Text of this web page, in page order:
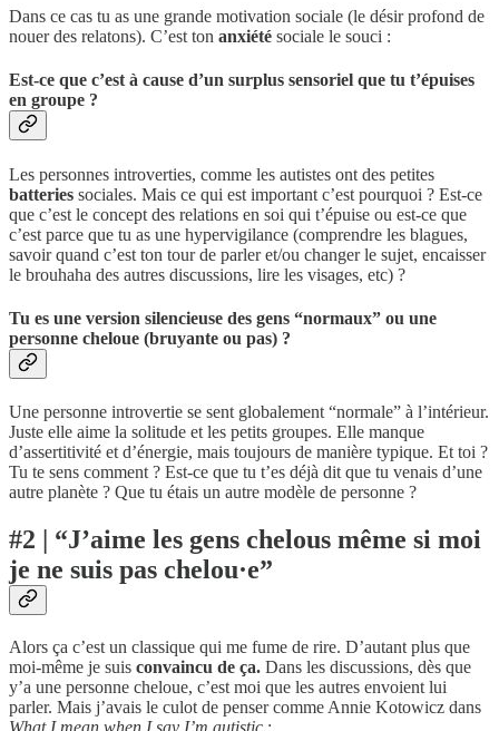
Dans ce cas tu as une grande motivation sociale (le désir profond de
nouer des relatons). C’est ton anxiété sociale le souci :
Est-ce que c’est à cause d’un surplus sensoriel que tu t’épuises
en groupe ?
Les personnes introverties, comme les autistes ont des petites
batteries sociales. Mais ce qui est important c’est pourquoi ? Est-ce
que c’est le concept des relations en soi qui t’épuise ou est-ce que
c’est parce que tu as une hypervigilance (comprendre les blagues,
savoir quand c’est ton tour de parler et/ou changer le sujet, encaisser
le brouhaha des autres discussions, lire les visages, etc) ?
Tu es une version silencieuse des gens “normaux” ou une
personne cheloue (bruyante ou pas) ?
Une personne introvertie se sent globalement “normale” à l’intérieur.
Juste elle aime la solitude et les petits groupes. Elle manque
d’assertitivité et d’énergie, mais toujours de manière typique. Et toi ?
Tu te sens comment ? Est-ce que tu t’es déjà dit que tu venais d’une
autre planète ? Que tu étais un autre modèle de personne ?
#2 | “J’aime les gens chelous même si moi
je ne suis pas chelou·e”
Alors ça c’est un classique qui me fume de rire. D’autant plus que
moi-même je suis convaincu de ça. Dans les discussions, dès que
y’a une personne cheloue, c’est moi que les autres envoient lui
parler. Mais j’avais le culot de penser comme Annie Kotowicz dans
What I mean when I say I’m autistic :